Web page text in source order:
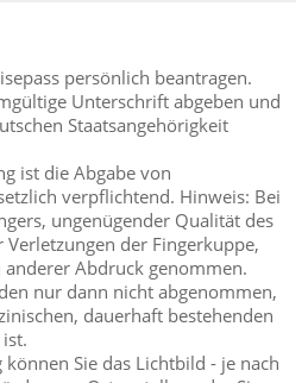
persönlich beantragen.
Unterschrift abgeben und
Staatsangehörigkeit
ist die Abgabe von
verpflichtend. Hinweis: Bei
ungenügender Qualität des
Verletzungen der Fingerkuppe,
Abdruck genommen.
nur dann nicht abgenommen,
dauerhaft bestehenden
können Sie das Lichtbild - je nach